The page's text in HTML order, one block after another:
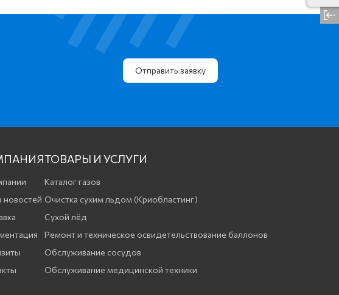
Отправить заявку
новостей
ТОВАРЫ И УСЛУГИ
Каталог газов
Очистка сухим льдом (Криобластинг)
Сухой лёд
Ремонт и техническое освидетельствование баллонов
Обслуживание сосудов
Обслуживание медицинской техники